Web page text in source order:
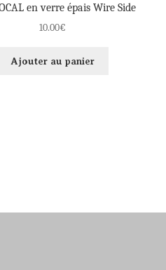
en verre épais Wire Side
10.00€
Ajouter au panier